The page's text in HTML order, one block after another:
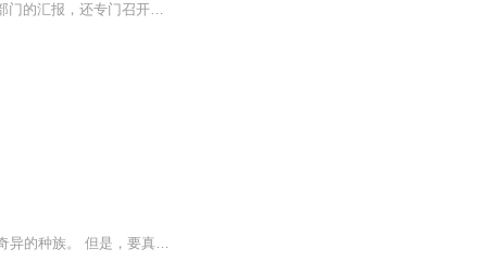
公安厅厅长对这场“春雷行动”异乎寻常地重视，不但先后多 次听取各级公安机关和公安厅各部门的汇报，还专门召开收网行动动员部署会。“春雷行动”收网 期间，李春生亲自在广东省公安厅指挥中心坐镇指挥，郭少波等几位副厅长则在位于揭阳普宁 市的前线指...
【内容简介】这是一个大航海的时代，除了人类的生活外，更是有着凶猛的野兽和其他各种奇异的种族。 但是，要真的比起来的话，人类，依旧是万物的主宰。 海洋，本来就是生命的起源，而人们对于海洋更是有一种热爱之情，由此，海贼和海军便是诞生了。 在这一...